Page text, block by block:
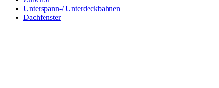
Unterspann-/ Unterdeckbahnen
Dachfenster